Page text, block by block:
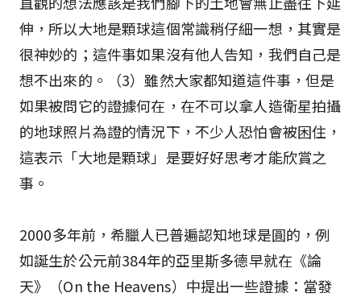
伸，所以大地是顆球這個常識稍仔細一想，其實是
很神妙的；這件事如果沒有他人告知，我們自己是
想不出來的。（3）雖然大家都知道這件事，但是
如果被問它的證據何在，在不可以拿人造衛星拍攝
的地球照片為證的情況下，不少人恐怕會被困住，
這表示「大地是顆球」是要好好思考才能欣賞之
事。
2000多年前，希臘人已普遍認知地球是圓的，例
如誕生於公元前384年的亞里斯多德早就在《論
天》（On the Heavens）中提出一些證據：當發